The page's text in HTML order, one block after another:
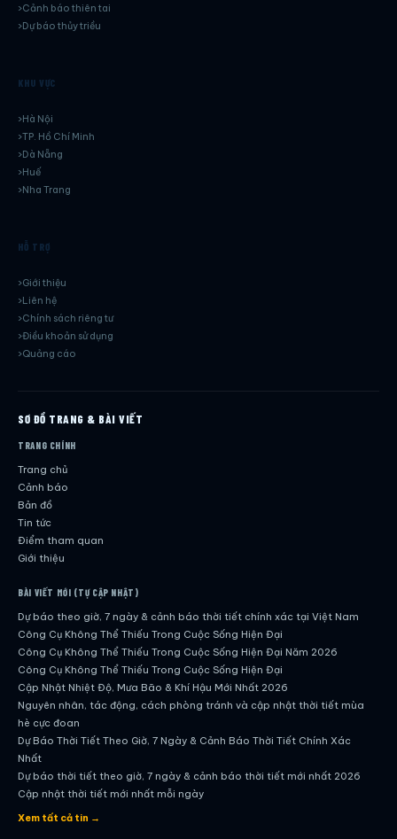
Cảnh báo thiên tai
Dự báo thủy triều
KHU VỰC
Hà Nội
TP. Hồ Chí Minh
Dà Nẵng
Huế
Nha Trang
HỖ TRỢ
Giới thiệu
Liên hệ
Chính sách riêng tư
Điều khoản sử dụng
Quảng cáo
SƠ ĐỒ TRANG & BÀI VIẾT
TRANG CHÍNH
Trang chủ
Cảnh báo
Bản đồ
Tin tức
Điểm tham quan
Giới thiệu
BÀI VIẾT MỚI (TỰ CẬP NHẬT)
Dự báo theo giờ, 7 ngày & cảnh báo thời tiết chính xác tại Việt Nam
Công Cụ Không Thể Thiếu Trong Cuộc Sống Hiện Đại
Công Cụ Không Thể Thiếu Trong Cuộc Sống Hiện Đại Năm 2026
Công Cụ Không Thể Thiếu Trong Cuộc Sống Hiện Đại
Cập Nhật Nhiệt Độ, Mưa Bão & Khí Hậu Mới Nhất 2026
Nguyên nhân, tác động, cách phòng tránh và cập nhật thời tiết mùa
hè cực đoan
Dự Báo Thời Tiết Theo Giờ, 7 Ngày & Cảnh Báo Thời Tiết Chính Xác
Nhất
Dự báo thời tiết theo giờ, 7 ngày & cảnh báo thời tiết mới nhất 2026
Cập nhật thời tiết mới nhất mỗi ngày
Hướng dẫn đầy đủ về dự báo thời tiết hiện đại
Xem tất cả tin →